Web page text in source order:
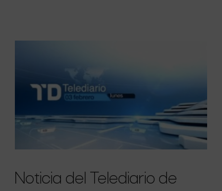
Noticia del Telediario de